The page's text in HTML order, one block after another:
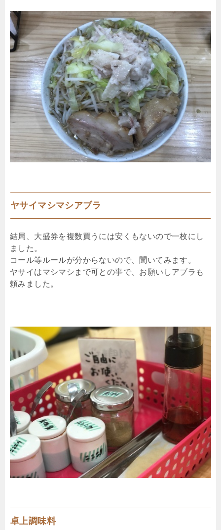
ヤサイマシマシアブラ
結局、大盛券を複数買うには安くもないので一枚にし
ました。
コール等ルールが分からないので、聞いてみます。
ヤサイはマシマシまで可との事で、お願いしアブラも
頼みました。
卓上調味料